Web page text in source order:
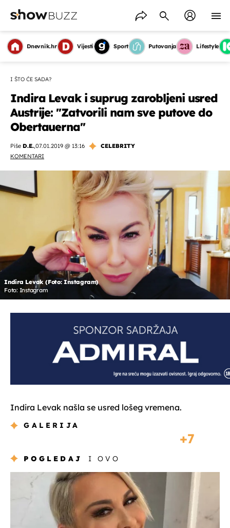
Dnevnik.hr Vijesti Sport Putovanja Lifestyle
I ŠTO ĆE SADA?
Indira Levak i suprug zarobljeni usred
Austrije: ''Zatvorili nam sve putove do
Obertauerna''
Piše D.E.,07.01.2019 @ 13:16
CELEBRITY
KOMENTARI
Indira Levak (Foto: Instagram)
Foto: Instagram
Indira Levak našla se usred lošeg vremena.
GALERIJA
7
POGLEDAJ I OVO
OMOGUĆI OBAVIJESTI